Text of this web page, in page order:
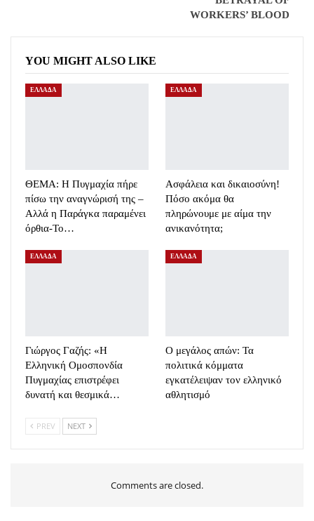
WORKERS’ BLOOD
YOU MIGHT ALSO LIKE
ΕΛΛΑΔΑ
ΘΕΜΑ: Η Πυγμαχία πήρε
πίσω την αναγνώρισή της –
Αλλά η Παράγκα παραμένει
όρθια-Το…
ΕΛΛΑΔΑ
Ασφάλεια και δικαιοσύνη!
Πόσο ακόμα θα
πληρώνουμε με αίμα την
ανικανότητα;
ΕΛΛΑΔΑ
Γιώργος Γαζής: «Η
Ελληνική Ομοσπονδία
Πυγμαχίας επιστρέφει
δυνατή και θεσμικά…
ΕΛΛΑΔΑ
Ο μεγάλος απών: Τα
πολιτικά κόμματα
εγκατέλειψαν τον ελληνικό
αθλητισμό
PREV NEXT
Comments are closed.